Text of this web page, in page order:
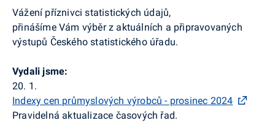
Vážení příznivci statistických údajů,
přinášíme Vám výběr z aktuálních a připravovaných
výstupů Českého statistického úřadu.
Vydali jsme:
20. 1.
Indexy cen průmyslových výrobců - prosinec 2024
Pravidelná aktualizace časových řad.